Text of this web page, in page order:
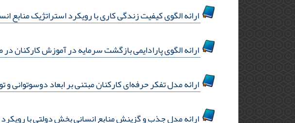
ارائه الگوی کیفیت زندگی کاری با رویکرد استراتژیک منابع
ارائه الگوی پارادایمی بازگشت سرمایه در آموزش کارکنان
ارائه مدل تفکر حرفه‌ای کارکنان مبتنی بر ابعاد دوسوتوانی
ارائه مدل جذب و گزینش منابع انسانی بخش دولتی با